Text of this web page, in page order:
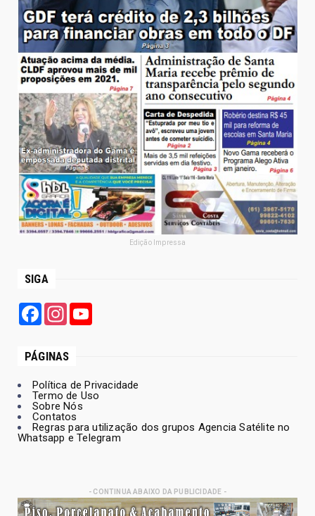
Edição Impressa
SIGA
FacebookInstagram
PÁGINAS
Política de Privacidade
Termo de Uso
Sobre Nós
Contatos
Regras para utilização dos grupos Agencia Satélite no
Whatsapp e Telegram
- CONTINUA ABAIXO DA PUBLICIDADE -